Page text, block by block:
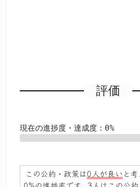
評価
現在の進捗度・達成度：0%
この公約・政策は0人が良い と